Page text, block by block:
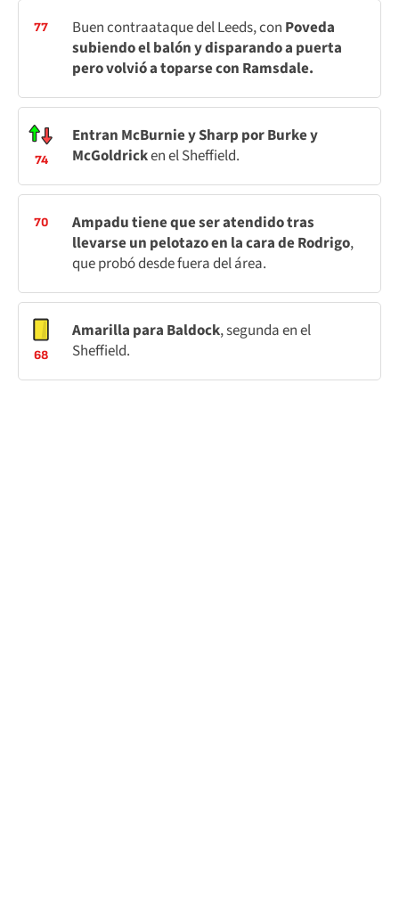
77 Buen contraataque del Leeds, con Poveda
subiendo el balón y disparando a puerta
pero volvió a toparse con Ramsdale.
74
Entran McBurnie y Sharp por Burke y
McGoldricken el Sheffield.
70
Ampadu tiene que ser atendido tras
llevarse un pelotazo en la cara de Rodrigo,
que probó desde fuera del área.
68
Amarilla para Baldock, segunda en el
Sheffield.